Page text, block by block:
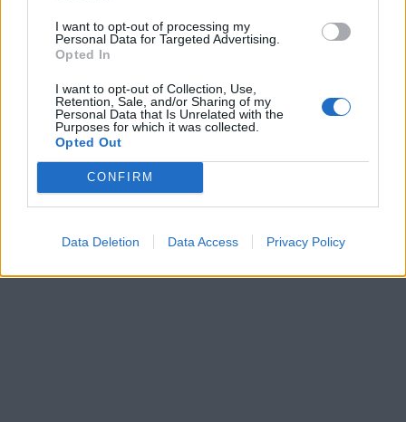
I want to opt-out of processing my
Personal Data for Targeted Advertising.
Opted In
I want to opt-out of Collection, Use,
Retention, Sale, and/or Sharing of my
Personal Data that Is Unrelated with the
Purposes for which it was collected.
Opted Out
CONFIRM
Data Deletion Data Access Privacy Policy
20 4
62
13 aug. 18
"Pinklady"(1958)
24 069 visningar